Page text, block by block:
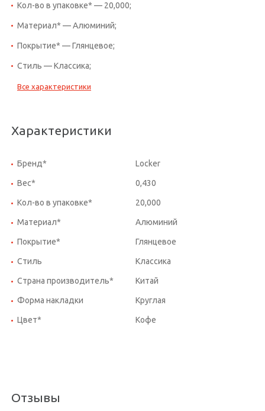
Кол-во в упаковке* — 20,000;
Материал* — Алюминий;
Покрытие* — Глянцевое;
Стиль — Классика;
Все характеристики
Характеристики
Бренд* Locker
Вес* 0,430
Кол-во в упаковке* 20,000
Материал* Алюминий
Покрытие* Глянцевое
Стиль Классика
Страна производитель* Китай
Форма накладки Круглая
Цвет* Кофе
Отзывы